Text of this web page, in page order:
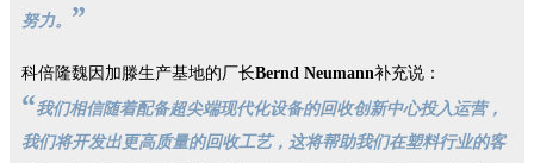
努力。 ”
科倍隆魏因加滕生产基地的厂长Bernd Neumann补充说：
“我们相信随着配备超尖端现代化设备的回收创新中心投入运营，
我们将开发出更高质量的回收工艺，这将帮助我们在塑料行业的客